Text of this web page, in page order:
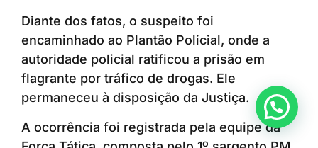
Diante dos fatos, o suspeito foi
encaminhado ao Plantão Policial, onde a
autoridade policial ratificou a prisão em
flagrante por tráfico de drogas. Ele
permaneceu à disposição da Justiça.
A ocorrência foi registrada pela equipe da
Anunciar ou recomendar matéria